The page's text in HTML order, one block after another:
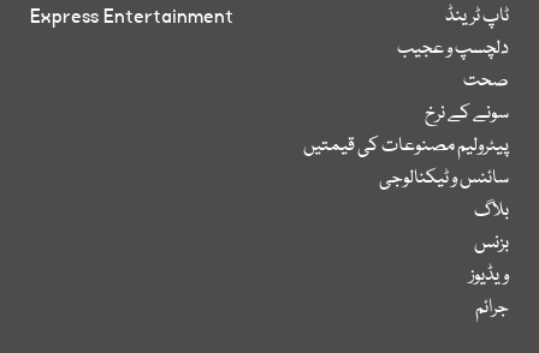
ٹاپ ٹرینڈ
دلچسپ و عجیب
صحت
سونے کے نرخ
پیٹرولیم مصنوعات کی قیمتیں
سائنس و ٹیکنالوجی
بلاگ
بزنس
ویڈیوز
جرائم
Express Entertainment